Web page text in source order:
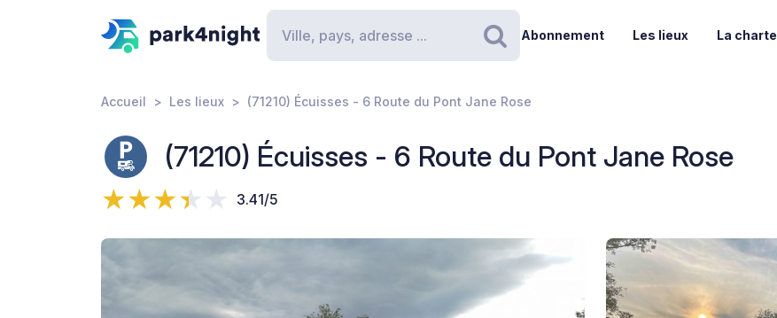
Rechercher
Abonnement Les lieux La charte
Accueil Les lieux (71210) Écuisses - 6 Route du Pont Jane Rose
(71210) Écuisses - 6 Route du Pont Jane Rose
3.41/5